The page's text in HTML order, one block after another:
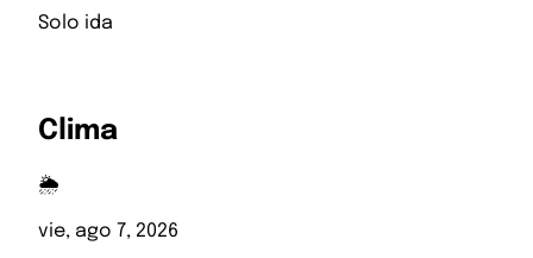
Solo ida
Clima
🌦️
vie, ago 7, 2026